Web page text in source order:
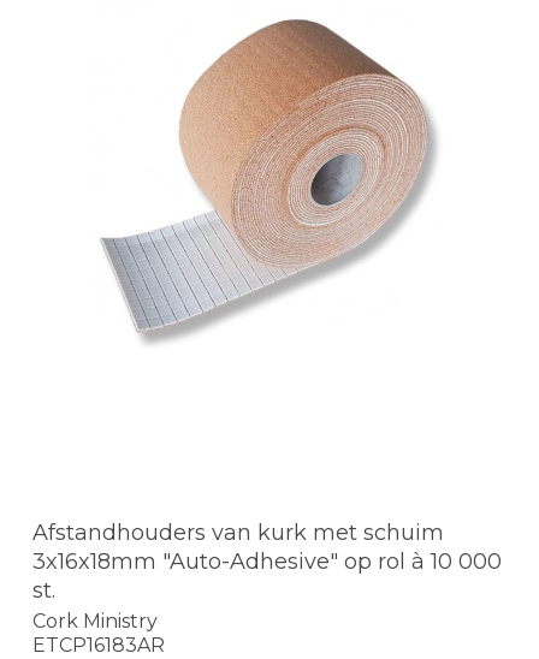
Afstandhouders van kurk met schuim
3x16x18mm "Auto-Adhesive" op rol à 10 000
st.
Cork Ministry
ETCP16183AR